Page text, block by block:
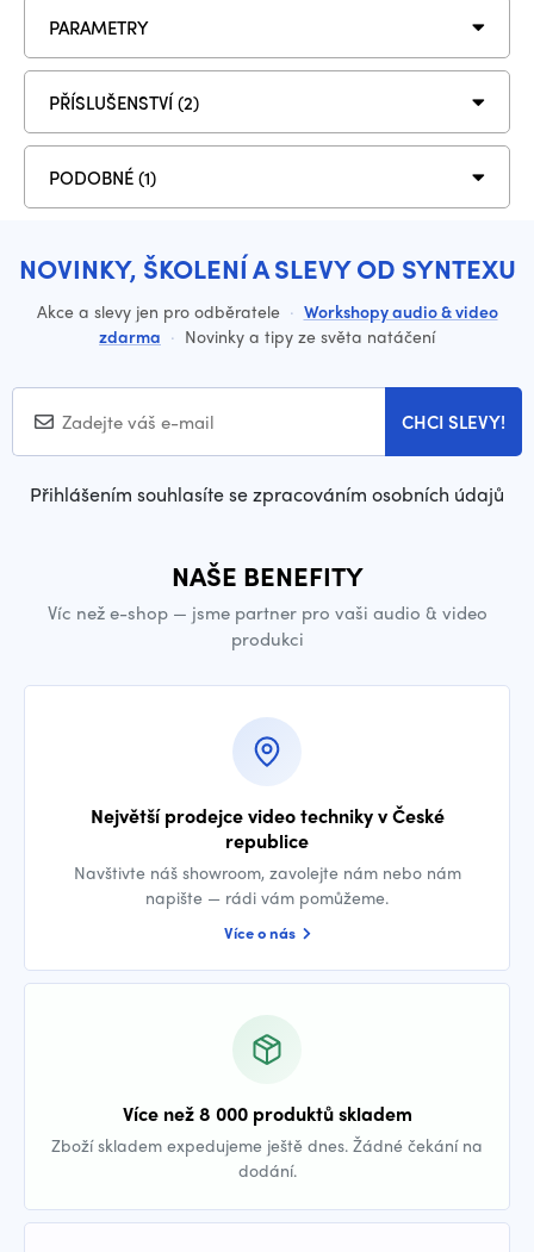
PARAMETRY
PŘÍSLUŠENSTVÍ (2)
PODOBNÉ (1)
NOVINKY, ŠKOLENÍ A SLEVY OD SYNTEXU
Akce a slevy jen pro odběratele · Workshopy audio & video
zdarma · Novinky a tipy ze světa natáčení
CHCI SLEVY!
Přihlášením souhlasíte se zpracováním osobních údajů
NAŠE BENEFITY
Víc než e-shop — jsme partner pro vaši audio & video
produkci
Největší prodejce video techniky v České
republice
Navštivte náš showroom, zavolejte nám nebo nám
napište — rádi vám pomůžeme.
Více o nás
Více než 8 000 produktů skladem
Zboží skladem expedujeme ještě dnes. Žádné čekání na
dodání.